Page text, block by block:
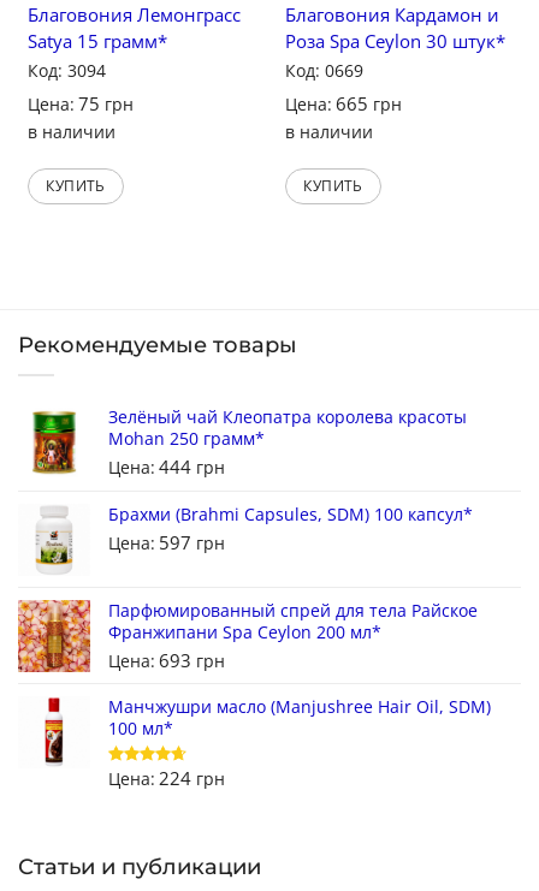
Благовония Лемонграсс
Satya 15 грамм*
Код: 3094
Цена: 75 грн
в наличии
КУПИТЬ
Благовония Кардамон и
Роза Spa Ceylon 30 штук*
Код: 0669
Цена: 665 грн
в наличии
КУПИТЬ
Рекомендуемые товары
Зелёный чай Клеопатра королева красоты
Mohan 250 грамм*
Цена: 444 грн
Брахми (Brahmi Capsules, SDM) 100 капсул*
Цена: 597 грн
Парфюмированный спрей для тела Райское
Франжипани Spa Ceylon 200 мл*
Цена: 693 грн
Манчжушри масло (Manjushree Hair Oil, SDM)
100 мл*
Оценка
4.67
Цена: 224 грн
Статьи и публикации